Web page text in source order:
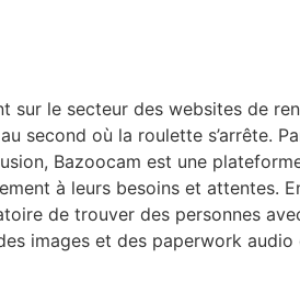
sur le secteur des websites de
second où la roulette s’arrête.
Bazoocam est une
à leurs besoins et attentes.
de trouver des personnes
images et des paperwork